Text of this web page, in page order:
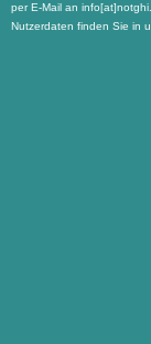
per E-Mail an
Nutzerdaten finden Sie in